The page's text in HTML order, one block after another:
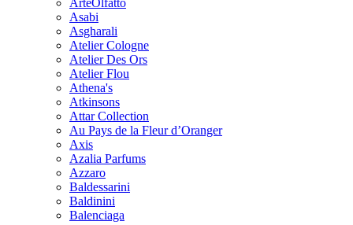
ArteOlfatto
Asabi
Asgharali
Atelier Cologne
Atelier Des Ors
Atelier Flou
Athena's
Atkinsons
Attar Collection
Au Pays de la Fleur d’Oranger
Axis
Azalia Parfums
Azzaro
Baldessarini
Baldinini
Balenciaga